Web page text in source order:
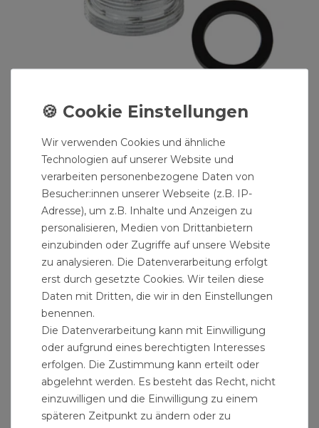
Strahlreglerübergang Chrom für Wasserhahn
3,99 € *
Wir verwenden Cookies und ähnliche
Technologien auf unserer Website und
verarbeiten personenbezogene Daten von
Besucher:innen unserer Webseite (z.B. IP-
Adresse), um z.B. Inhalte und Anzeigen zu
personalisieren, Medien von Drittanbietern
einzubinden oder Zugriffe auf unsere Website
zu analysieren. Die Datenverarbeitung erfolgt
erst durch gesetzte Cookies. Wir teilen diese
Daten mit Dritten, die wir in den Einstellungen
benennen.
Die Datenverarbeitung kann mit Einwilligung
oder aufgrund eines berechtigten Interesses
erfolgen. Die Zustimmung kann erteilt oder
abgelehnt werden. Es besteht das Recht, nicht
einzuwilligen und die Einwilligung zu einem
späteren Zeitpunkt zu ändern oder zu